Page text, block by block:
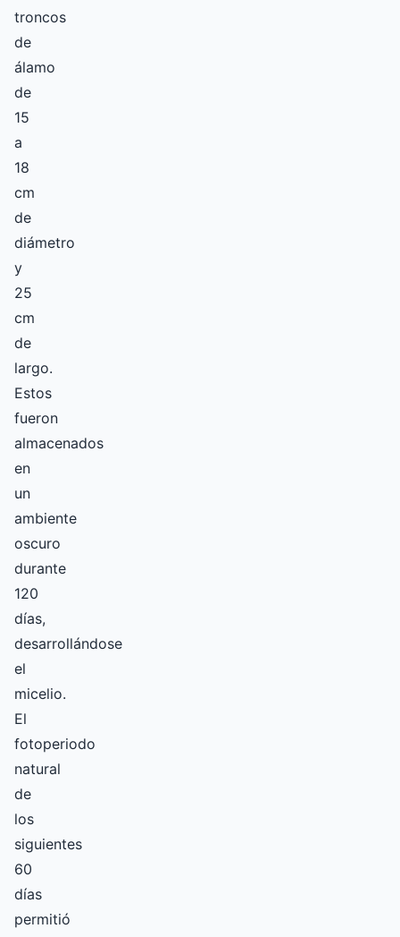
troncos
de
álamo
de
15
a
18
cm
de
diámetro
y
25
cm
de
largo.
Estos
fueron
almacenados
en
un
ambiente
oscuro
durante
120
días,
desarrollándose
el
micelio.
El
fotoperiodo
natural
de
los
siguientes
60
días
permitió